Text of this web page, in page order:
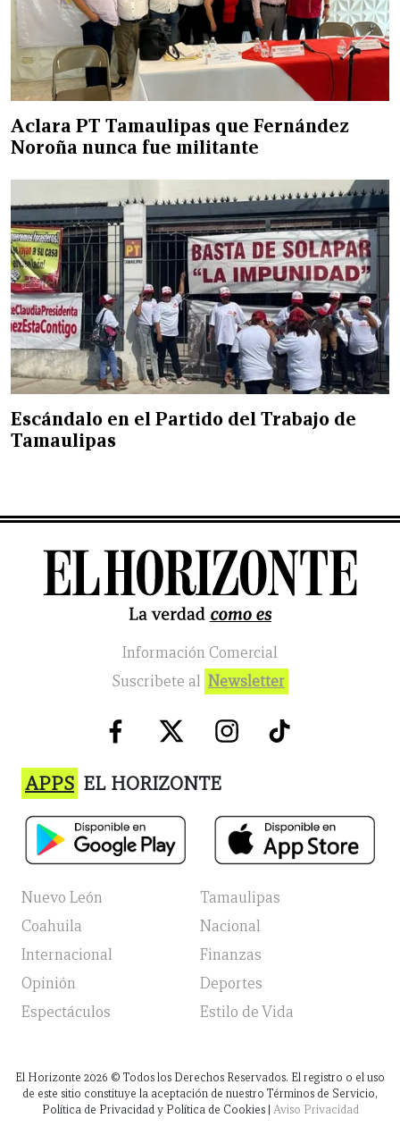
Aclara PT Tamaulipas que Fernández
Noroña nunca fue militante
Escándalo en el Partido del Trabajo de
Tamaulipas
Información Comercial
Suscribete al Newsletter
APPS EL HORIZONTE
Nuevo León
Tamaulipas
Coahuila
Nacional
Internacional
Finanzas
Opinión
Deportes
Espectáculos
Estilo de Vida
El Horizonte 2026 © Todos los Derechos Reservados. El registro o el uso
de este sitio constituye la aceptación de nuestro Términos de Servicio,
Política de Privacidad y Política de Cookies | Aviso Privacidad